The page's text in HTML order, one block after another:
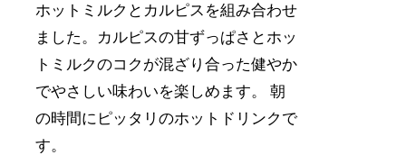
ホットミルクとカルピスを組み合わせ
ました。カルピスの甘ずっぱさとホッ
トミルクのコクが混ざり合った健やか
でやさしい味わいを楽しめます。 朝
の時間にピッタリのホットドリンクで
す。